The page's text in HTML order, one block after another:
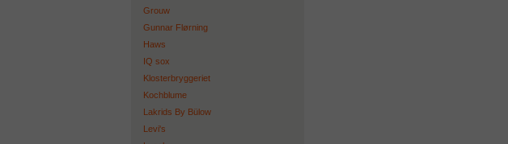
Grouw
Gunnar Flørning
Haws
IQ sox
Klosterbryggeriet
Kochblume
Lakrids By Bülow
Levi's